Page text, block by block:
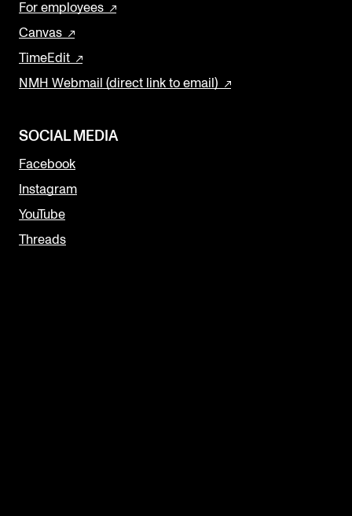
For employees
Canvas
TimeEdit
NMH Webmail (direct link to email)
SOCIAL MEDIA
Facebook
Instagram
YouTube
Threads